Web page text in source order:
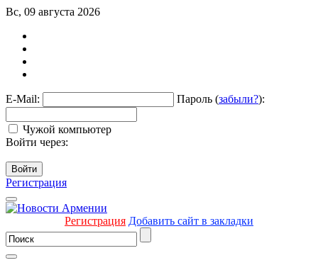
Вс, 09 августа 2026
E-Mail: Пароль (забыли?):
Чужой компьютер
Войти через:
Войти
Регистрация
Регистрация Добавить сайт в закладки